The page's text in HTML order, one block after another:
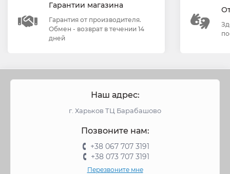
Гарантии магазина
Гарантия от производителя.
Обмен - возврат в течении 14
дней
Наш адрес:
г. Харьков ТЦ Барабашово
Позвоните нам:
+38 067 707 3191
+38 073 707 3191
Перезвоните мне